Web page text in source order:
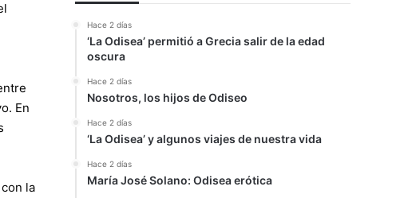
En
la
Hace 2 días
‘La Odisea’ permitió a Grecia salir de la edad
oscura
Hace 2 días
Nosotros, los hijos de Odiseo
Hace 2 días
‘La Odisea’ y algunos viajes de nuestra vida
Hace 2 días
María José Solano: Odisea erótica